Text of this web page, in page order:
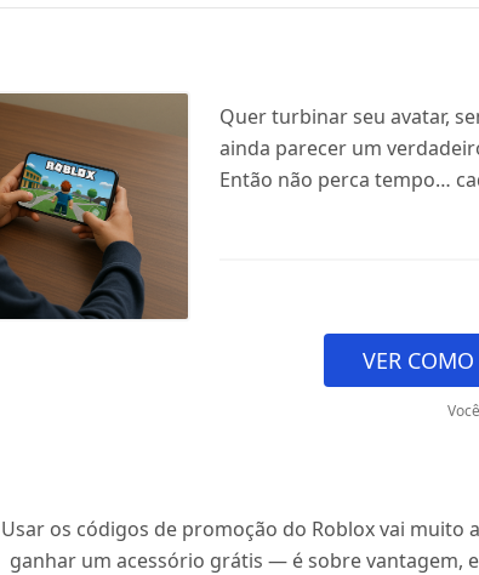
Quer turbinar seu avatar,
ainda parecer um
Então não perca tempo…
VER
Usar os códigos de promoção do Roblox vai muito
ganhar um acessório grátis — é sobre vantagem,